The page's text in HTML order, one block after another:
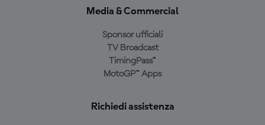
Media & Commercial
Sponsor ufficiali
TV Broadcast
TimingPass™
MotoGP™ Apps
Richiedi assistenza